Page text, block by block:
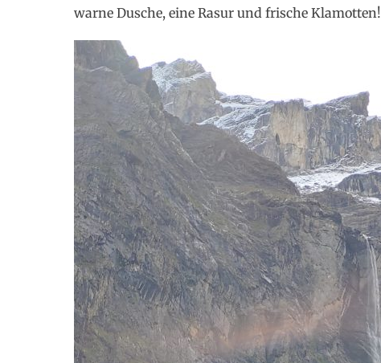
warne Dusche, eine Rasur und frische Klamotten!